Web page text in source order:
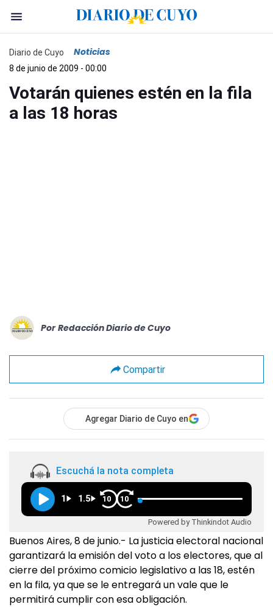
Diario de Cuyo Noticias
8 de junio de 2009 - 00:00
Votarán quienes estén en la fila
a las 18 horas
Por Redacción Diario de Cuyo
Compartir
Agregar Diario de Cuyo en
Escuchá la nota completa
1 1.5 10 10
Powered by Thinkindot Audio
Buenos Aires, 8 de junio.- La justicia electoral nacional
garantizará la emisión del voto a los electores, que al
cierre del próximo comicio legislativo a las 18, estén
en la fila, ya que se le entregará un vale que le
permitirá cumplir con esa obligación.